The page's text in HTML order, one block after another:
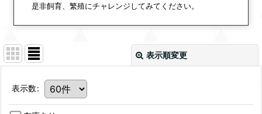
是非飼育、繁殖にチャレンジしてみてください。
表示順変更
表示数: